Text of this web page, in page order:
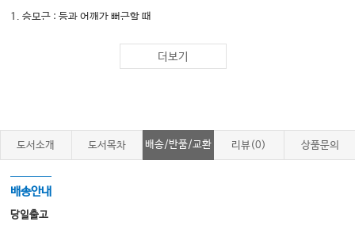
1. 승모근 : 등과 어깨가 뻐근할 때
1. 등 통증(흉추 능형근)
더보기
도서소개 도서목차 배송/반품/교환 리뷰(0) 상품문의
배송안내
당일출고